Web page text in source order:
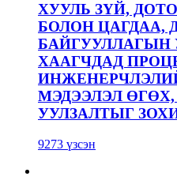
ХУУЛЬ ЗҮЙ,
БОЛОН ЦАГДАА,
БАЙГУУЛЛАГЫН
ХААГЧДАД
МЭДЭЭЛЭЛ
УУЛЗАЛТЫГ
9273 үзсэн